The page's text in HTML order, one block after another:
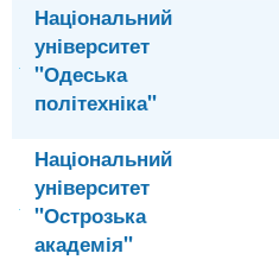
Національний
університет
"Одеська
політехніка"
Національний
університет
"Острозька
академія"